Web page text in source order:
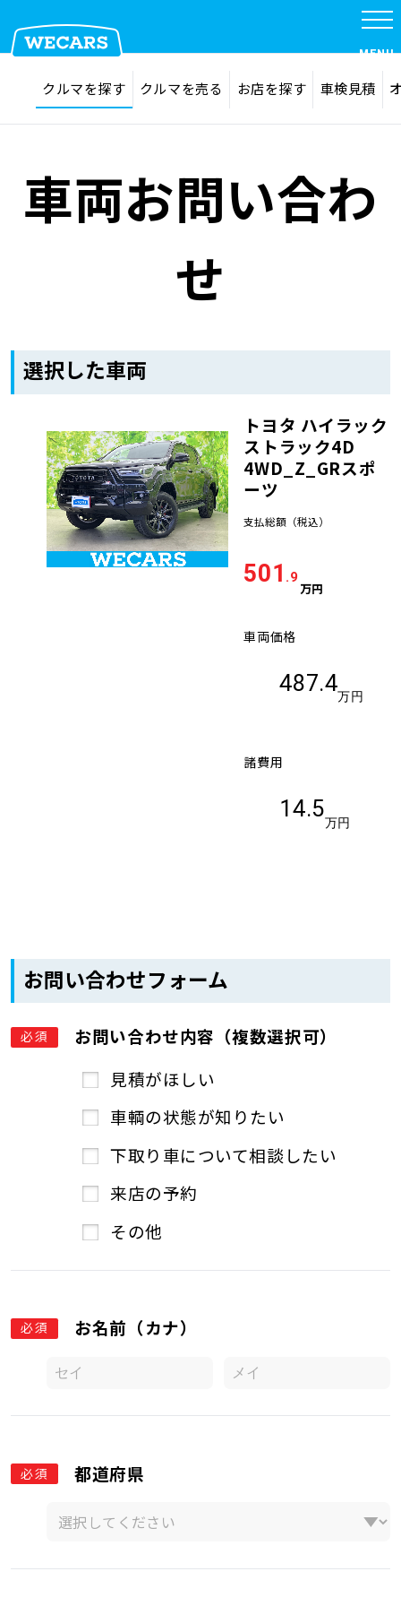
在庫検索 サイト内検索
MENU
クルマを探す
クルマを売る
車検見積
車検料金・メニュー
品質管理とサポート体制
オイル交換・点検・整備予約
お役立ち情報
お問い合わせ
採用情報
0120-733-500
クルマを探す クルマを売る お店を探す 車検見積
車両お問い合わ
せ
選択した車両
トヨタ ハイラック
ストラック4D
4WD_Z_GRスポ
ーツ
支払総額 （税込）
501 .9
万円
車両価格
487.4
万円
諸費用
14.5
万円
お問い合わせフォーム
必須
お問い合わせ内容（複数選択可）
見積がほしい
車輌の状態が知りたい
下取り車について相談したい
来店の予約
その他
必須 お名前（カナ）
必須 都道府県